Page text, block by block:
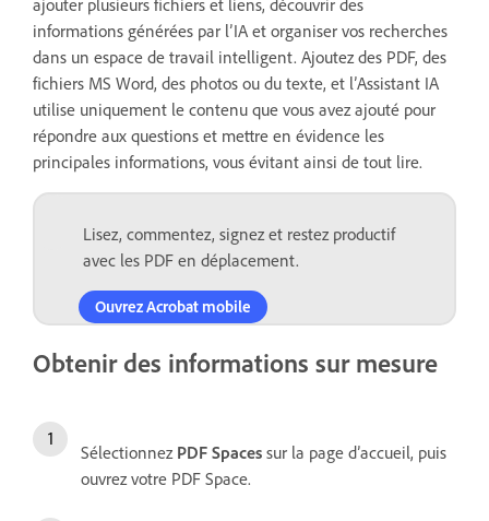
ajouter plusieurs fichiers et liens, découvrir des
informations générées par l’IA et organiser vos recherches
dans un espace de travail intelligent. Ajoutez des PDF, des
fichiers MS Word, des photos ou du texte, et l’Assistant IA
utilise uniquement le contenu que vous avez ajouté pour
répondre aux questions et mettre en évidence les
principales informations, vous évitant ainsi de tout lire.
Lisez, commentez, signez et restez productif
avec les PDF en déplacement.
Ouvrez Acrobat mobile
Obtenir des informations sur mesure
Sélectionnez PDF Spaces sur la page d’accueil, puis
ouvrez votre PDF Space.